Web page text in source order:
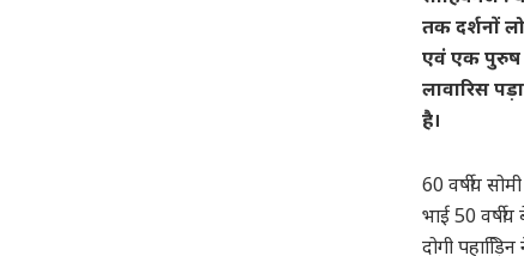
तक दर्शनों
एवं एक पुरुष
लावारिस
है।
60 वर्षीय
भाई 50
दोगी